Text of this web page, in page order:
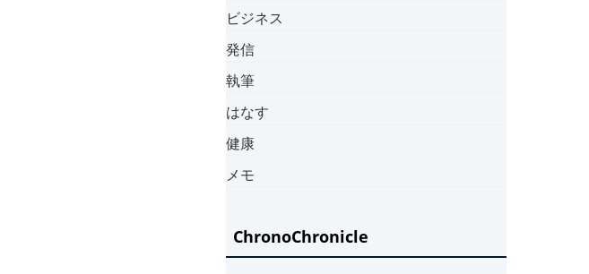
ビジネス
発信
執筆
はなす
健康
メモ
ChronoChronicle